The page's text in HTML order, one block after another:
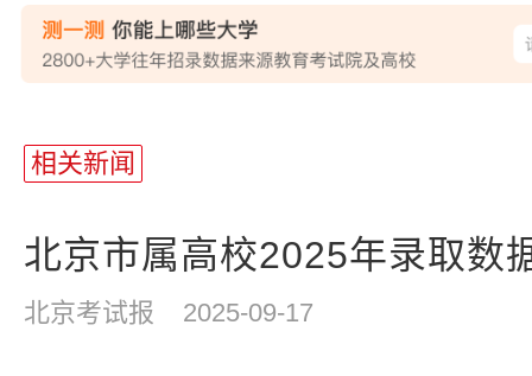
相关新闻
北京市属高校2025年录取数
北京考试报 2025-09-17